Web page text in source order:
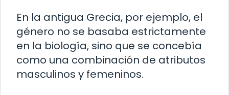
En la antigua Grecia, por ejemplo, el
género no se basaba estrictamente
en la biología, sino que se concebía
como una combinación de atributos
masculinos y femeninos.